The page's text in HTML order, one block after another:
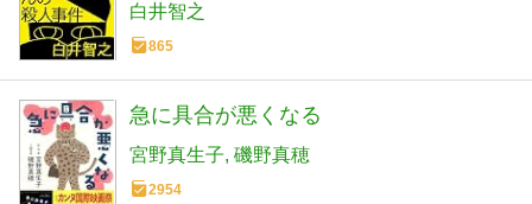
白井智之
865
急に具合が悪くなる
宮野真生子 磯野真穂
2954